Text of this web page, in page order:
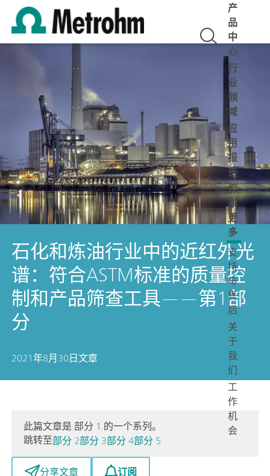
产
品
中
心
行
业
领
域
应
用
报
告
探
索
更
多
支
持
与
售
后
关
于
我
们
工
作
机
会
石化和炼油行业中的近红外光
谱：符合ASTM标准的质量控
制和产品筛查工具——第1部
分
2021年8月30日文章
此篇文章是 部分 1 的一个系列。
跳转至部分 2部分 3部分 4部分 5
分享文章
订阅